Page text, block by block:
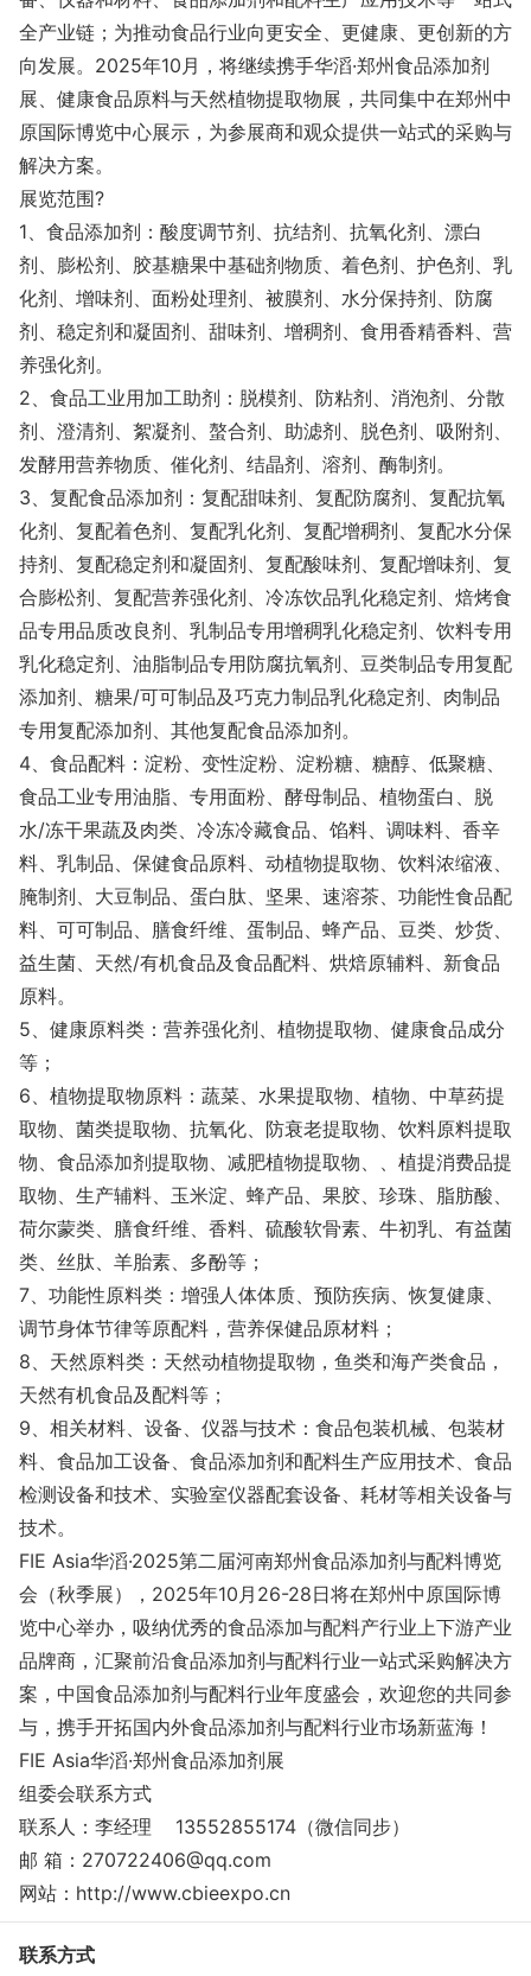
全产业链；为推动食品行业向更安全、更健康、更创新的方
向发展。2025年10月，将继续携手华滔·郑州食品添加剂
展、健康食品原料与天然植物提取物展，共同集中在郑州中
原国际博览中心展示，为参展商和观众提供一站式的采购与
解决方案。
展览范围?
1、食品添加剂：酸度调节剂、抗结剂、抗氧化剂、漂白
剂、膨松剂、胶基糖果中基础剂物质、着色剂、护色剂、乳
化剂、增味剂、面粉处理剂、被膜剂、水分保持剂、防腐
剂、稳定剂和凝固剂、甜味剂、增稠剂、食用香精香料、营
养强化剂。
2、食品工业用加工助剂：脱模剂、防粘剂、消泡剂、分散
剂、澄清剂、絮凝剂、螯合剂、助滤剂、脱色剂、吸附剂、
发酵用营养物质、催化剂、结晶剂、溶剂、酶制剂。
3、复配食品添加剂：复配甜味剂、复配防腐剂、复配抗氧
化剂、复配着色剂、复配乳化剂、复配增稠剂、复配水分保
持剂、复配稳定剂和凝固剂、复配酸味剂、复配增味剂、复
合膨松剂、复配营养强化剂、冷冻饮品乳化稳定剂、焙烤食
品专用品质改良剂、乳制品专用增稠乳化稳定剂、饮料专用
乳化稳定剂、油脂制品专用防腐抗氧剂、豆类制品专用复配
添加剂、糖果/可可制品及巧克力制品乳化稳定剂、肉制品
专用复配添加剂、其他复配食品添加剂。
4、食品配料：淀粉、变性淀粉、淀粉糖、糖醇、低聚糖、
食品工业专用油脂、专用面粉、酵母制品、植物蛋白、脱
水/冻干果蔬及肉类、冷冻冷藏食品、馅料、调味料、香辛
料、乳制品、保健食品原料、动植物提取物、饮料浓缩液、
腌制剂、大豆制品、蛋白肽、坚果、速溶茶、功能性食品配
料、可可制品、膳食纤维、蛋制品、蜂产品、豆类、炒货、
益生菌、天然/有机食品及食品配料、烘焙原辅料、新食品
原料。
5、健康原料类：营养强化剂、植物提取物、健康食品成分
等；
6、植物提取物原料：蔬菜、水果提取物、植物、中草药提
取物、菌类提取物、抗氧化、防衰老提取物、饮料原料提取
物、食品添加剂提取物、减肥植物提取物、、植提消费品提
取物、生产辅料、玉米淀、蜂产品、果胶、珍珠、脂肪酸、
荷尔蒙类、膳食纤维、香料、硫酸软骨素、牛初乳、有益菌
类、丝肽、羊胎素、多酚等；
7、功能性原料类：增强人体体质、预防疾病、恢复健康、
调节身体节律等原配料，营养保健品原材料；
8、天然原料类：天然动植物提取物，鱼类和海产类食品，
天然有机食品及配料等；
9、相关材料、设备、仪器与技术：食品包装机械、包装材
料、食品加工设备、食品添加剂和配料生产应用技术、食品
检测设备和技术、实验室仪器配套设备、耗材等相关设备与
技术。
FIE Asia华滔·2025第二届河南郑州食品添加剂与配料博览
会（秋季展），2025年10月26-28日将在郑州中原国际博
览中心举办，吸纳优秀的食品添加与配料产行业上下游产业
品牌商，汇聚前沿食品添加剂与配料行业一站式采购解决方
案，中国食品添加剂与配料行业年度盛会，欢迎您的共同参
与，携手开拓国内外食品添加剂与配料行业市场新蓝海！
FIE Asia华滔·郑州食品添加剂展
组委会联系方式
联系人：李经理 13552855174（微信同步）
邮 箱：270722406@qq.com
网站：http://www.cbieexpo.cn
联系方式